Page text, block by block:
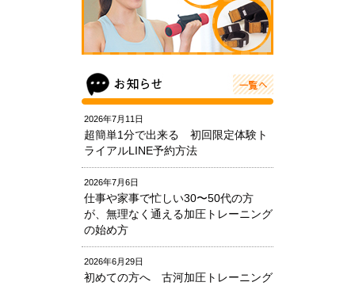
2026年7月11日
超簡単1分で出来る 初回限定体験ト
ライアルLINE予約方法
2026年7月6日
仕事や家事で忙しい30〜50代の方
が、無理なく通える加圧トレーニング
の始め方
2026年6月29日
初めての方へ 古河加圧トレーニング